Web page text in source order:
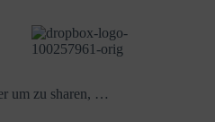
um zu sharen, …